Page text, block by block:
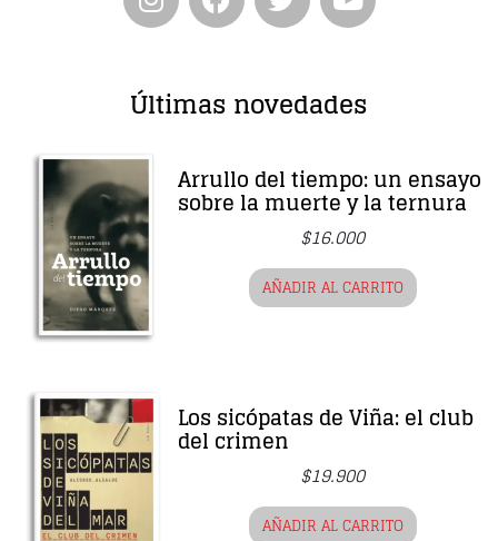
Últimas novedades
Arrullo del tiempo: un ensayo
sobre la muerte y la ternura
$16.000
AÑADIR AL CARRITO
Los sicópatas de Viña: el club
del crimen
$19.900
AÑADIR AL CARRITO